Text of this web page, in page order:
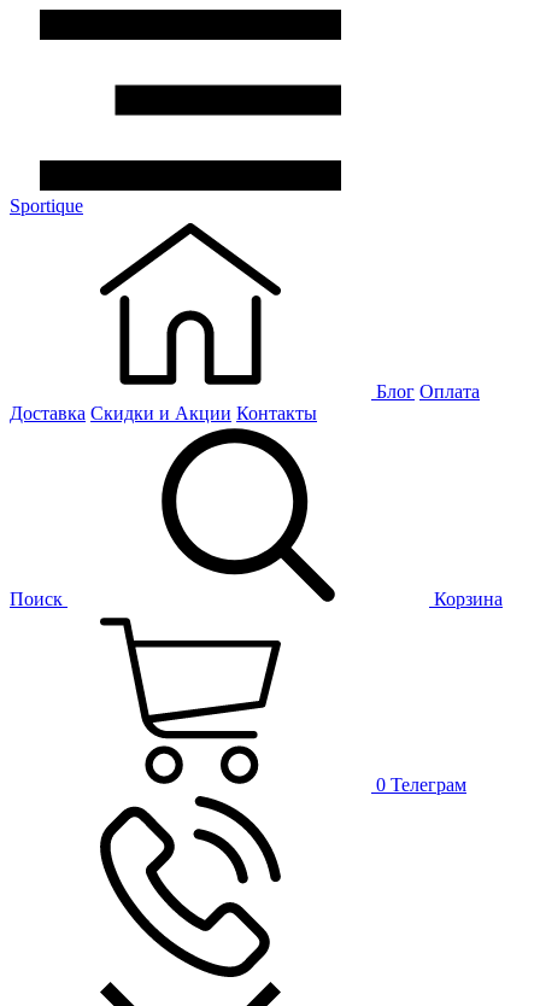
Sportique
Блог Оплата
Доставка Скидки и Акции Контакты
Поиск Корзина
0 Телеграм